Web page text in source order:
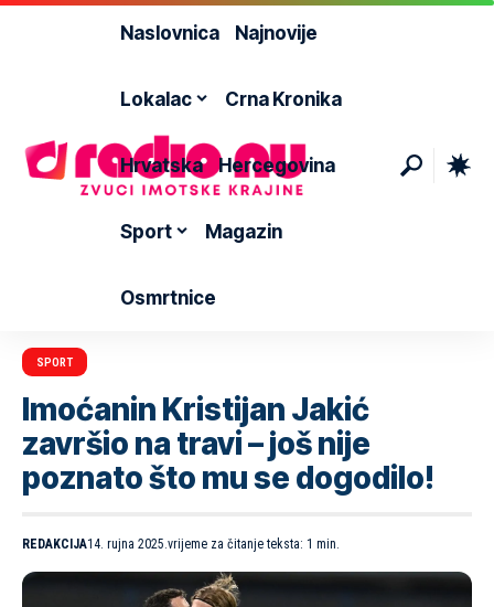
Naslovnica Najnovije
Lokalac Crna Kronika
Hrvatska Hercegovina
Sport Magazin
Osmrtnice
SPORT
Imoćanin Kristijan Jakić
završio na travi – još nije
poznato što mu se dogodilo!
REDAKCIJA14. rujna 2025.vrijeme za čitanje teksta: 1 min.